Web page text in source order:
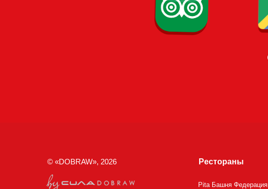
© «DOBRAW», 2026 Рестораны
Pita Башня Федерация